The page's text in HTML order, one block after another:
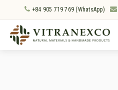
+84 905 719 769 (WhatsApp)